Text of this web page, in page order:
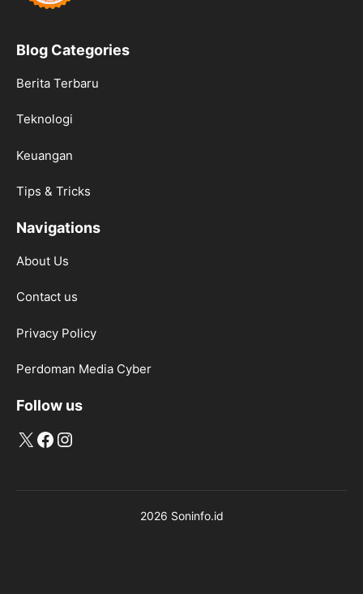
Blog Categories
Berita Terbaru
Teknologi
Keuangan
Tips & Tricks
Navigations
About Us
Contact us
Privacy Policy
Perdoman Media Cyber
Follow us
X Facebook
Instagram
2026 Soninfo.id